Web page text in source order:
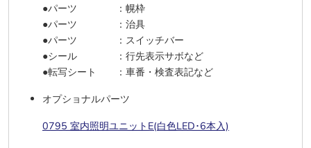
●パーツ ：幌枠
●パーツ ：治具
●パーツ ：スイッチバー
●シール ：行先表示サボなど
●転写シート ：車番・検査表記など
オプショナルパーツ
0795 室内照明ユニットE(白色LED･6本入)